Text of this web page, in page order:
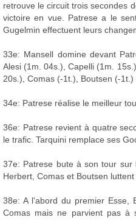
retrouve le circuit trois secondes
victoire en vue. Patrese a le
Gugelmin effectuent leurs
33e: Mansell domine devant
Alesi (1m. 04s.), Capelli (1m.
20s.), Comas (-1t.), Boutsen (-1t.)
34e: Patrese réalise le meilleur
36e: Patrese revient à quatre
le trafic. Tarquini remplace ses
37e: Patrese bute à son tour sur
Herbert, Comas et Boutsen
38e: A l'abord du premier Esse,
Comas mais ne parvient pas à